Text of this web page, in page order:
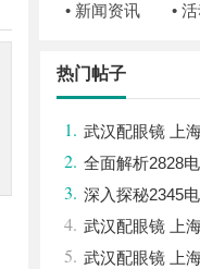
• 新闻资讯 •
热门帖子
1. 武汉配眼镜 上
2. 全面解析2828
优质观看平台
3. 深入探秘2345
平台解析
4. 武汉配眼镜 上
5. 武汉配眼镜 上